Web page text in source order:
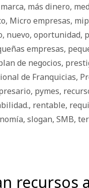
marca, más dinero,
, Micro empresas,
, nuevo, oportunidad,
empresas,
de negocios,
de Franquicias,
, pymes,
, rentable,
, slogan, SMB,
recursos a